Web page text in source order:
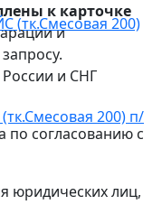
к карточке
и
и СНГ
по согласованию с
юридических лиц,
200) п/